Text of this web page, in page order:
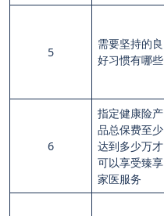
5
需要坚持的良
好习惯有哪些
6
指定健康险产
品总保费至少
达到多少万才
可以享受臻享
家医服务